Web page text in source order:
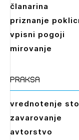
članarina
priznanje
vpisni pogoji
mirovanje
praksa
vrednotenje
zavarovanje
avtorstvo